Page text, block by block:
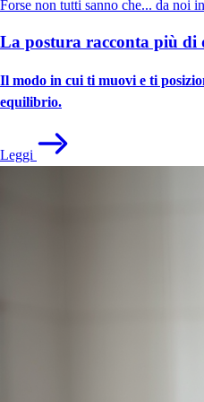
Forse non tutti sanno che... da noi
La postura racconta più di
Il modo in cui ti muovi e ti
equilibrio.
Leggi